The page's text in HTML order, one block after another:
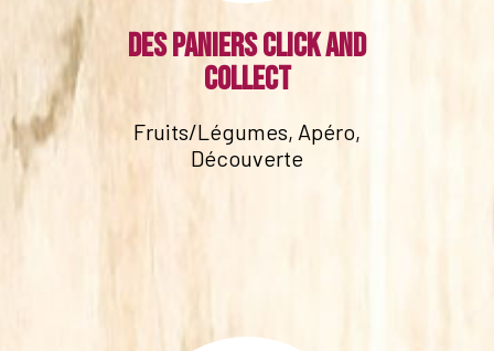
Des paniers click and
collect
Fruits/Légumes, Apéro,
Découverte